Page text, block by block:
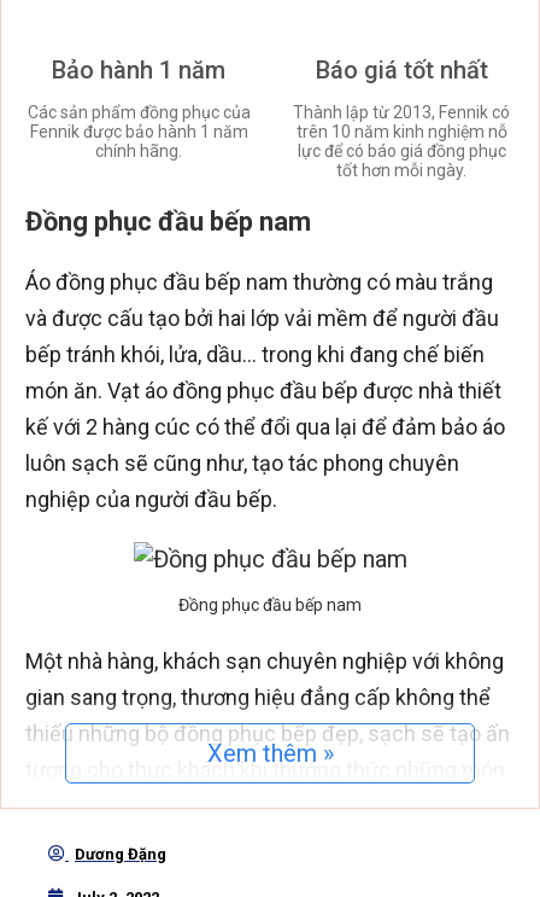
Bảo hành 1 năm
Các sản phẩm đồng phục của
Fennik được bảo hành 1 năm
chính hãng.
Báo giá tốt nhất
Thành lập từ 2013, Fennik có
trên 10 năm kinh nghiệm nỗ
lực để có báo giá đồng phục
tốt hơn mỗi ngày.
Đồng phục đầu bếp nam
Áo đồng phục đầu bếp nam thường có màu trắng
và được cấu tạo bởi hai lớp vải mềm để người đầu
bếp tránh khói, lửa, dầu… trong khi đang chế biến
món ăn. Vạt áo đồng phục đầu bếp được nhà thiết
kế với 2 hàng cúc có thể đổi qua lại để đảm bảo áo
luôn sạch sẽ cũng như, tạo tác phong chuyên
nghiệp của người đầu bếp.
Đồng phục đầu bếp nam
Một nhà hàng, khách sạn chuyên nghiệp với không
gian sang trọng, thương hiệu đẳng cấp không thể
thiếu những bộ đồng phục bếp đẹp, sạch sẽ tạo ấn
tượng cho thực khách khi thưởng thức những món
ăn.
Tùy theo phong cách mà chủ nhà hàng, khách sạn
Xem thêm »
Dương Đặng